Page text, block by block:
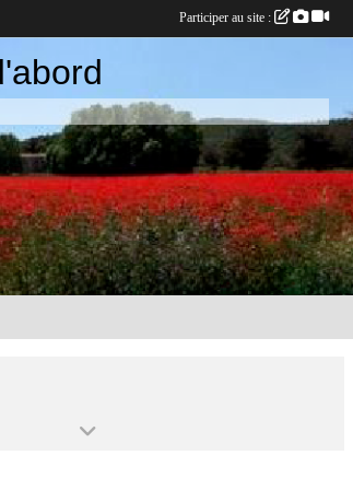
Participer au site :